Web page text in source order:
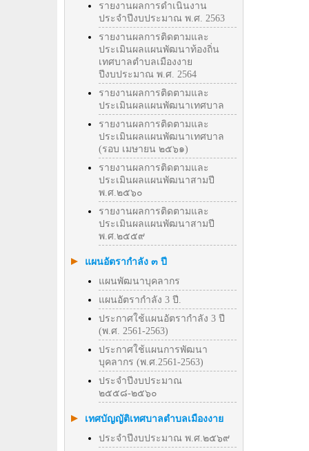
รายงานผลการดำเนินงาน
ประจำปีงบประมาณ พ.ศ. 2563
รายงานผลการติดตามและ
ประเมินผลแผนพัฒนาท้องถิ่น
เทศบาลตำบลเมืองงาย
ปีงบประมาณ พ.ศ. 2564
รายงานผลการติดตามและ
ประเมินผลแผนพัฒนาเทศบาล
รายงานผลการติดตามและ
ประเมินผลแผนพัฒนาเทศบาล
(รอบ เมษายน ๒๕๖๑)
รายงานผลการติดตามและ
ประเมินผลแผนพัฒนาสามปี
พ.ศ.๒๕๖๐
รายงานผลการติดตามและ
ประเมินผลแผนพัฒนาสามปี
พ.ศ.๒๕๕๙
แผนอัตรากำลัง ๓ ปี
แผนพัฒนาบุคลากร
แผนอัตรากำลัง 3 ปี.
ประกาศใช้แผนอัตรากำลัง 3 ปี
(พ.ศ. 2561-2563)
ประกาศใช้แผนการพัฒนา
บุคลากร (พ.ศ.2561-2563)
ประจำปีงบประมาณ
๒๕๕๘-๒๕๖๐
เทศบัญญัติเทศบาลตำบลเมืองงาย
ประจำปีงบประมาณ พ.ศ.๒๕๖๙